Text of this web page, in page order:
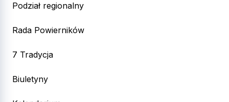
Podział regionalny
Rada Powierników
7 Tradycja
Biuletyny